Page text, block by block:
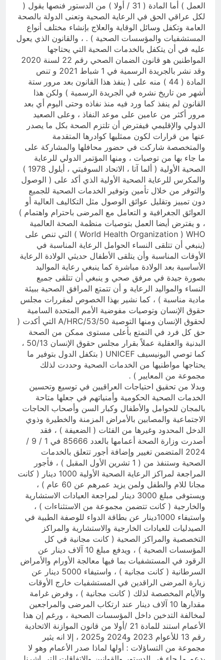
العمل ) أما المادة ( 31 / أولا ) من الدستور فنصها يقول (
لكل عراقي الحق في الرعاية الصحية وتعنى الدولة بالصحة
العامة وتكفل وسائل الوقاية والعلاج بإنشاء مختلف أنواع
المستشفيات والمؤسسات الصحية ) . ، والقانون الذي يعول
عليه في أن يتكفل بالخدمات الصحية التي يحتاجها
المواطنين هو قانون الضمان الصحي رقم 22 لسنة 2020
وقد نشر بالجريدة الرسمية في 1 شباط 2021 و تنص
المادة ( 44 ) منه على ( ينفذ هذا القانون بعد مرور ستة
أشهر من تاريخ نشره في الجريدة الرسمية ) ولكن هذا
القانون لم ينفذ كما ورد فيه منذ نفاذه وحتى اليوم أي بعد
مرور أكثر من عامين على موعد النفاذ ، وعلى الصعيد
الدولي والإقليمي فيفترض أن تلتزم الصحة بكل ما يصدر
عنها من قرارات لكون ممثليها كوادرها المتقدمة
والمتخصصة شاركت في حضور محافلها والمشاركة على
ما جاء بها من توصيات ، ومنها المؤتمر الدولي للرعاية
الصحية الأولية (‎ ألما آتا ، الاتحاد السوفيتي ، أيلول 1978 )
والمكرس للرعاية الصحية الأولية الذي أكد على ( الوصول
والتوفر من خلال تأمين وتوفير الخدمات الصحية للجميع
دون تمييز وتقليل عوائق الوصول مثل التكاليف العالية أو
العوائق الجغرافية و التعامل مع المرضى باحترام واهتمام )
، و يفترض أيضا العمل بتوصيات منظمة الصحة العالمية
World Health Organization ) WHO ) التي تنص على
(ينبغي أن تتلقى النساء الحوامل الرعاية المناسبة في
الأوقات المناسبة وأن يتلقى الأطفال حديثي الولادة الرعاية
الأساسية بعد الولادة مباشرة كما ينبغي رعاية المواليد
بصورة جيدة في مرفق صحي و ينبغي أن تتلقى جميع
النساء والمواليد الرعاية و أن تتمتع المرافق الصحية ببيئة
مادية مناسبة ) ، كما نشير بهذا الخصوص لمقررات مجلس
حقوق الإنسان وتوصيات مفوضية الأمم المتحدة السامية
لحقوق الإنسان ومنها التوصية A/HRC/53/50 التي أكدت (
حق كل فرد في التمتع بأعلى مستوى ممكن من الصحة
البدنية والعقلية عملاً بقرار مجلس حقوق الإنسان 50/13 ،
كما توصي اليونيسيف UNICEF ( بتكفل الدول بتوفير ما
يحتاجها مواطنيها من الخدمات الصحية وحددت لذلك
مجموعة من المعايير ) .
وبدلا من تحقيق احتياجات العراقيين في توسيع وتحسين
الخدمات الصحية الحكومية وأمنياتهم في جعلها متاحة
بالمجان للحوامل والأطفال وكبار السن وأصحاب الحاجات
الاجتماعية والمصابين بالأمراض المزمنة والخطيرة وذوي
الدخل المحدود وغيرها من الفئات ( الضعيفة ) ، فقد
أصدرت وزارة الصحة أعمامها بالعدد 85666 في 1 / 9 /
2024 المتضمن تغيير وإضافة أجور تتعلق بالخدمات
الصحية وستنفذ من ( 1 تشرين الأول المقبل ) ، فأجور
المراجعة لمراكز الرعاية الصحية الأولية 1000 دينار ( كانت
مجانا للام والطفل ولمن يزيد عمرهم عن 60 عام ) ،
ويستوفى مبلغ 3000 دينار لمراجعة العيادات الاستشارية
والخارجية ( كانت تتضمن مجموعة من الاستثناءات ) ،
واستيفاء 1000دينار عن بطاقة الدواء للوصفة الطبية في
الصيدليات للعيادات الخارجية والاستشارية والمراكز
التخصصية والمراكز الصحية ( كانت مجانية في كل
المؤسسات الصحية ) ، ويدفع مبلغ 10 آلاف دينار عن
الرقود في المستشفيات بما فيها معالجة الأورام والأمراض
السرطانية ( كانت مجانية ) ، واستيفاء 5000 دينار عن
زيارة المرضى الراقدين في المستشفيات خارج الأوقات
والأيام المخصصة لذلك ( كانت مجانية ) ، وفرض غرامة
مقدارها 10 آلاف دينار عند ارتكاب المرضى والمراجعين
لمخالفة التدخين داخل المؤسسات الصحية ، ورغم إن هذا
الأعمام استند للمادة 21 /أولا من قانون الموازنة الاتحادية
رقم 13 للأعوام 2023 و2024 و2025 ، إلا انه يثير
مجموعة من التساؤلات : أولها لماذا صدر الأعمام وهو لا